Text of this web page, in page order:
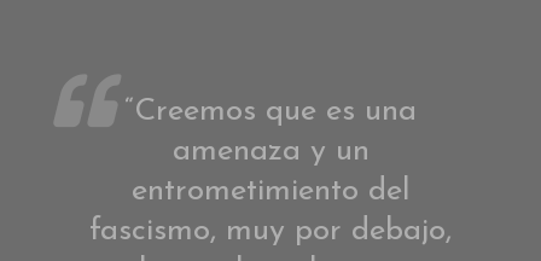
“Creemos que es una
amenaza y un
entrometimiento del
fascismo, muy por debajo,